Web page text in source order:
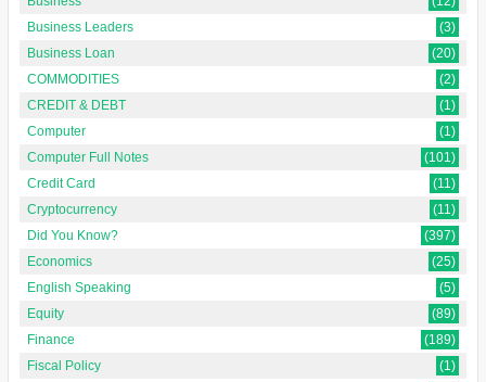
Business Leaders
(3)
Business Loan
(20)
COMMODITIES
(2)
CREDIT & DEBT
(1)
Computer
(1)
Computer Full Notes
(101)
Credit Card
(11)
Cryptocurrency
(11)
Did You Know?
(397)
Economics
(25)
English Speaking
(5)
Equity
(89)
Finance
(189)
Fiscal Policy
(1)